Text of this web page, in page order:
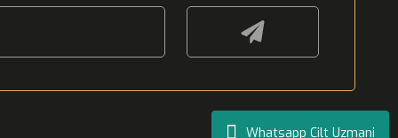
Whatsapp Cilt Uzmani